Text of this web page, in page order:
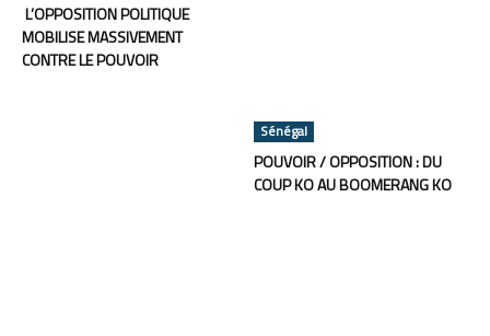
L’OPPOSITION POLITIQUE
MOBILISE MASSIVEMENT
CONTRE LE POUVOIR
Sénégal
POUVOIR / OPPOSITION : DU
COUP KO AU BOOMERANG KO